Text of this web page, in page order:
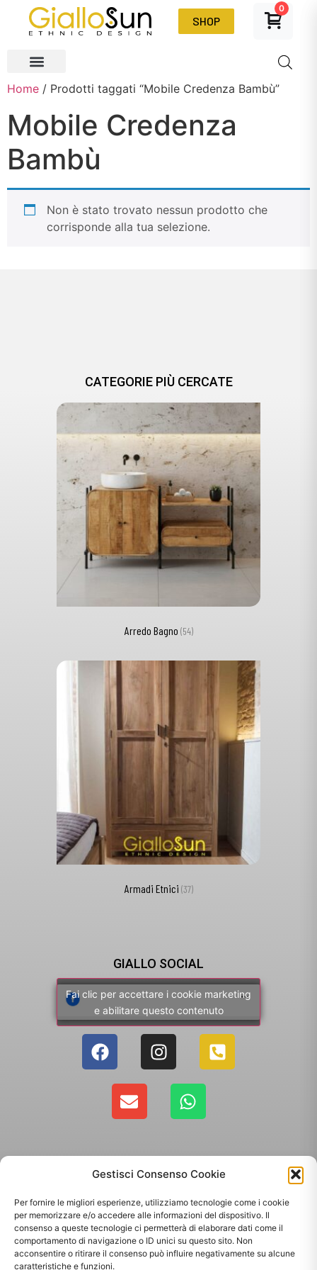
Gestisci Consenso Cookie
Per fornire le migliori esperienze, utilizziamo tecnologie come i cookie
per memorizzare e/o accedere alle informazioni del dispositivo. Il
consenso a queste tecnologie ci permetterà di elaborare dati come il
comportamento di navigazione o ID unici su questo sito. Non
acconsentire o ritirare il consenso può influire negativamente su alcune
caratteristiche e funzioni.
SHOP
0
Home / Prodotti taggati “Mobile Credenza Bambù”
Mobile Credenza
Bambù
Non è stato trovato nessun prodotto che
corrisponde alla tua selezione.
CATEGORIE PIÙ CERCATE
Arredo Bagno (54)
Armadi Etnici (37)
GIALLO SOCIAL
Fai clic per accettare i cookie marketing
e abilitare questo contenuto
Copyright 2025 - Giallo Sun sas di Sandonà Alessandro & C. | Via Roma 106,
35010 Massanzago PD | P.Iva: 03885160287